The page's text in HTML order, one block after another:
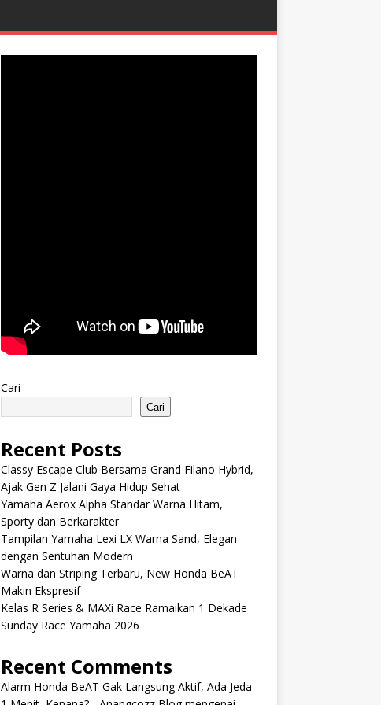
Cari
Cari
Recent Posts
Classy Escape Club Bersama Grand Filano Hybrid,
Ajak Gen Z Jalani Gaya Hidup Sehat
Yamaha Aerox Alpha Standar Warna Hitam,
Sporty dan Berkarakter
Tampilan Yamaha Lexi LX Warna Sand, Elegan
dengan Sentuhan Modern
Warna dan Striping Terbaru, New Honda BeAT
Makin Ekspresif
Kelas R Series & MAXi Race Ramaikan 1 Dekade
Sunday Race Yamaha 2026
Recent Comments
Alarm Honda BeAT Gak Langsung Aktif, Ada Jeda